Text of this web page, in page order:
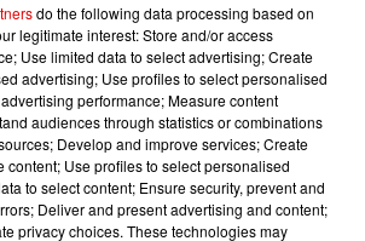
RIVIERA
She Doesn't Mind
JAIN
Come
do the following data processing based on
legitimate interest: Store and/or access
Use limited data to select advertising; Create
advertising; Use profiles to select personalised
performance; Measure content
audiences through statistics or combinations
Develop and improve services; Create
content; Use profiles to select personalised
to select content; Ensure security, prevent and
Deliver and present advertising and content;
privacy choices. These technologies may